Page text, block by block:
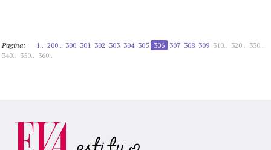
Pagina: 1.. 200.. 300 301 302 303 304 305 306 307 308 309 310.. 320.. 330..
340.. 350.. 360..